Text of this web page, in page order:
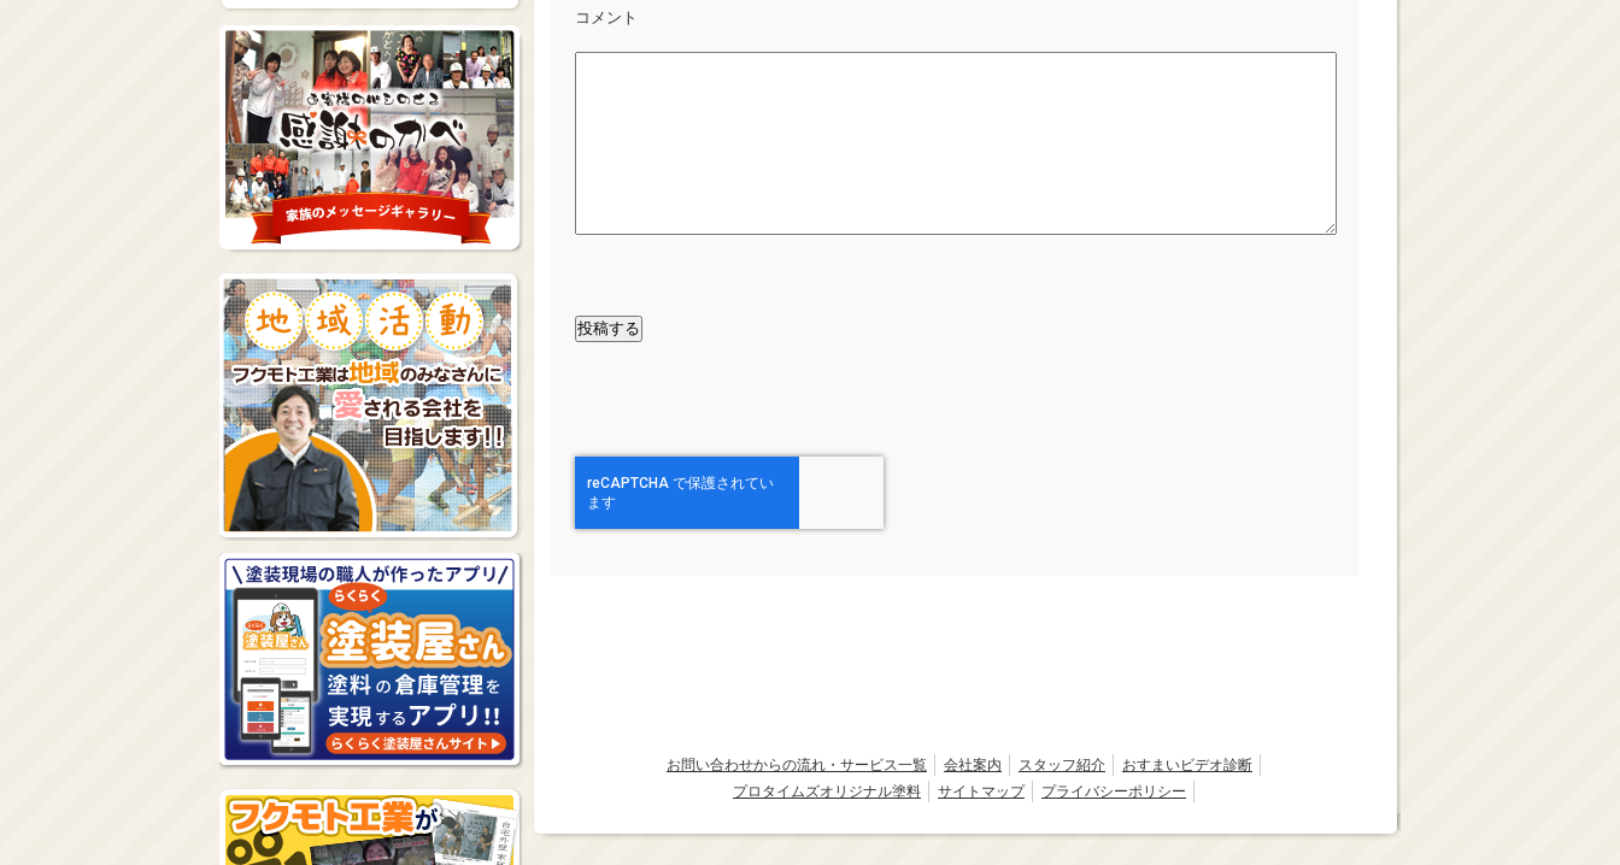
コメント
お問い合わせからの流れ・サービス一覧 会社案内 スタッフ紹介
おすまいビデオ診断
プロタイムズオリジナル塗料
サイトマップ プライバシーポリシー